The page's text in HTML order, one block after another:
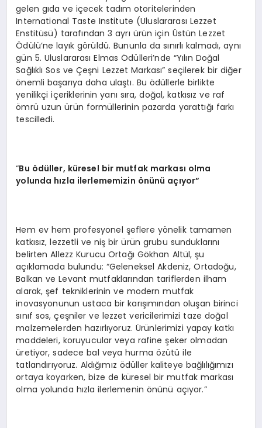
gelen gıda ve içecek tadım otoritelerinden
International Taste Institute (Uluslararası Lezzet
Enstitüsü) tarafından 3 ayrı ürün için Üstün Lezzet
Ödülü’ne layık görüldü. Bununla da sınırlı kalmadı, aynı
gün 5. Uluslararası Elmas Ödülleri’nde “Yılın Doğal
Sağlıklı Sos ve Çeşni Lezzet Markası” seçilerek bir diğer
önemli başarıya daha ulaştı. Bu ödüllerle birlikte
yenilikçi içeriklerinin yanı sıra, doğal, katkısız ve raf
ömrü uzun ürün formüllerinin pazarda yarattığı farkı
tescilledi.
“Bu ödüller, küresel bir mutfak markası olma
yolunda hızla ilerlememizin önünü açıyor”
Hem ev hem profesyonel şeflere yönelik tamamen
katkısız, lezzetli ve niş bir ürün grubu sunduklarını
belirten Allezz Kurucu Ortağı Gökhan Altül, şu
açıklamada bulundu: “Geleneksel Akdeniz, Ortadoğu,
Balkan ve Levant mutfaklarından tariflerden ilham
alarak, şef tekniklerinin ve modern mutfak
inovasyonunun ustaca bir karışımından oluşan birinci
sınıf sos, çeşniler ve lezzet vericilerimizi taze doğal
malzemelerden hazırlıyoruz. Ürünlerimizi yapay katkı
maddeleri, koruyucular veya rafine şeker olmadan
üretiyor, sadece bal veya hurma özütü ile
tatlandırıyoruz. Aldığımız ödüller kaliteye bağlılığımızı
ortaya koyarken, bize de küresel bir mutfak markası
olma yolunda hızla ilerlemenin önünü açıyor.”